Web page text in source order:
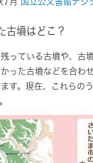
古墳はどこ？
っている古墳や、古
った古墳などを合わ
す。現在、これらの